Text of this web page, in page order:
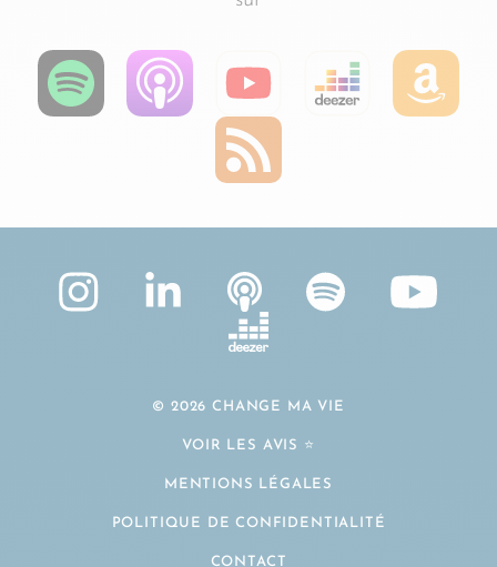
© 2026 CHANGE MA VIE
VOIR LES AVIS ⭐️
MENTIONS LÉGALES
POLITIQUE DE CONFIDENTIALITÉ
CONTACT